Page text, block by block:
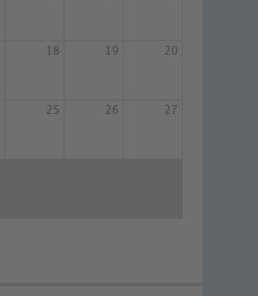
18 19 20
25 26 27